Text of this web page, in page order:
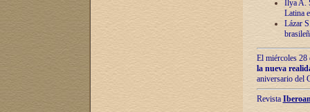
Ilya A.
Latina
Lázar
El miércoles 28
la nueva
aniversario del
Revista